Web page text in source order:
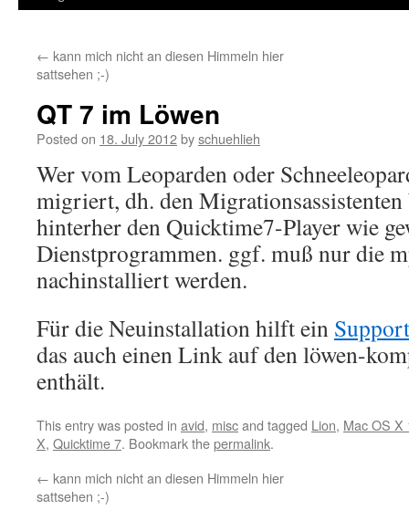
← kann mich nicht an diesen Himmeln hier
sattsehen ;-)
QT 7 im Löwen
Posted on 18. July 2012byschuehlieh
Wer vom Leoparden oder
migriert, dh. den
hinterher den Quicktime7-Player wie
Dienstprogrammen. ggf. muß nur die
nachinstalliert werden.
Für die Neuinstallation hilft ein
das auch einen Link auf den löwen-
enthält.
This entry was posted in avid, miscand tagged Lion, Mac OS X
X, Quicktime 7. Bookmark thepermalink.
← kann mich nicht an diesen Himmeln hier
sattsehen ;-)